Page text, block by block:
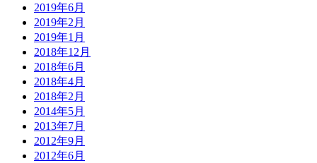
2019年6月
2019年2月
2019年1月
2018年12月
2018年6月
2018年4月
2018年2月
2014年5月
2013年7月
2012年9月
2012年6月